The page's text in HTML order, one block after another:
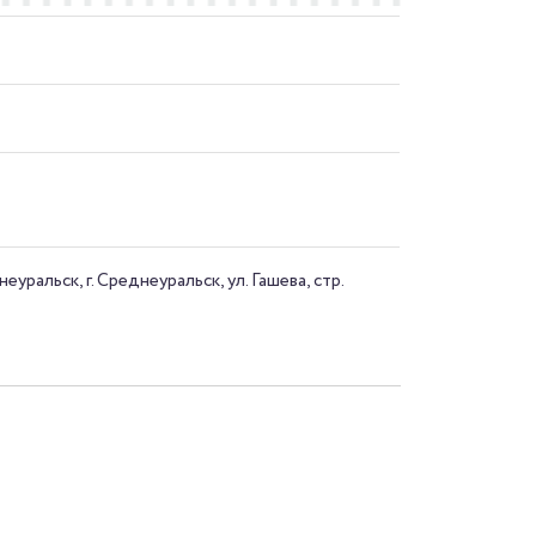
г. Среднеуральск, ул. Гашева, стр.